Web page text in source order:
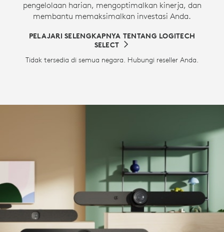
pengelolaan harian, mengoptimalkan kinerja, dan
membantu memaksimalkan investasi Anda.
PELAJARI SELENGKAPNYA TENTANG LOGITECH
SELECT
Tidak tersedia di semua negara. Hubungi reseller Anda.